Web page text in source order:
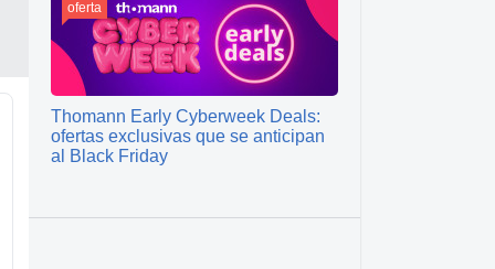
oferta
Thomann Early Cyberweek Deals:
ofertas exclusivas que se anticipan
al Black Friday